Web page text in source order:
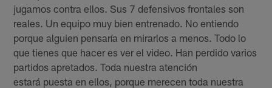
jugamos contra ellos. Sus 7 defensivos frontales son
reales. Un equipo muy bien entrenado. No entiendo
porque alguien pensaría en mirarlos a menos. Todo lo
que tienes que hacer es ver el video. Han perdido varios
partidos apretados. Toda nuestra atención
estará puesta en ellos, porque merecen toda nuestra